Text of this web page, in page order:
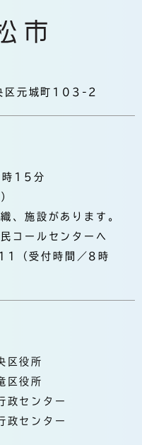
元城町103-2
15分
、施設があります。
民コールセンターへ
受付時間／8時
区役所
区役所
政センター
政センター